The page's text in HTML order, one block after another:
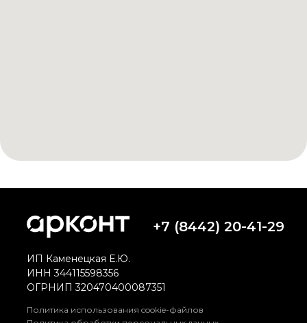
+7 (8442) 20-41-29
ИП Каменецкая Е.Ю.
ИНН 344115598356
ОГРНИП 320470400087351
Политика использования cookie-файлов